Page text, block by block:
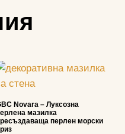
Novara – Луксозна
мазилка
перлен морски